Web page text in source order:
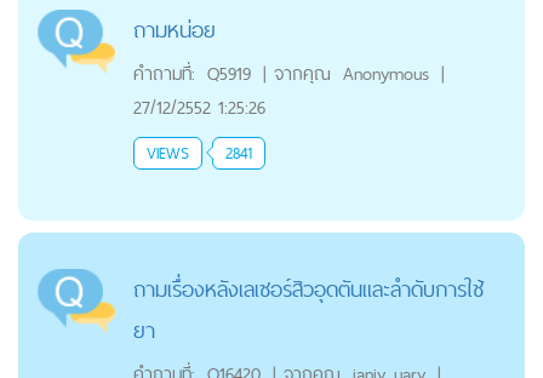
ถามหน่อย
คำถามที่: Q5919 | จากคุณ Anonymous |
27/12/2552 1:25:26
VIEWS 2841
ถามเรื่องหลังเลเซอร์สิวอุดตันและลำดับการใช้
ยา